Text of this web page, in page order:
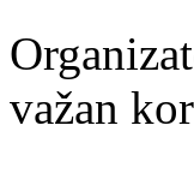
važan